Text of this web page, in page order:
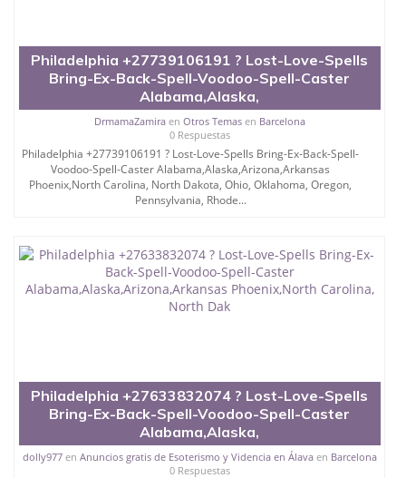
Philadelphia +27739106191 ? Lost-Love-Spells
Bring-Ex-Back-Spell-Voodoo-Spell-Caster
Alabama,Alaska,
DrmamaZamiraen Otros Temasen Barcelona
0 Respuestas
Philadelphia +27739106191 ? Lost-Love-Spells Bring-Ex-Back-Spell-
Voodoo-Spell-Caster Alabama,Alaska,Arizona,Arkansas
Phoenix,North Carolina, North Dakota, Ohio, Oklahoma, Oregon,
Pennsylvania, Rhode...
Philadelphia +27633832074 ? Lost-Love-Spells
Bring-Ex-Back-Spell-Voodoo-Spell-Caster
Alabama,Alaska,
dolly977en Anuncios gratis de Esoterismo y Videncia en Álavaen Barcelona
0 Respuestas